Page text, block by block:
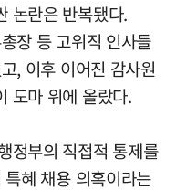
논란은 반복됐다.
장 등 고위직 인사들
, 이후 이어진 감사원
도마 위에 올랐다.
정부의 직접적 통제를
혜 채용 의혹이라는